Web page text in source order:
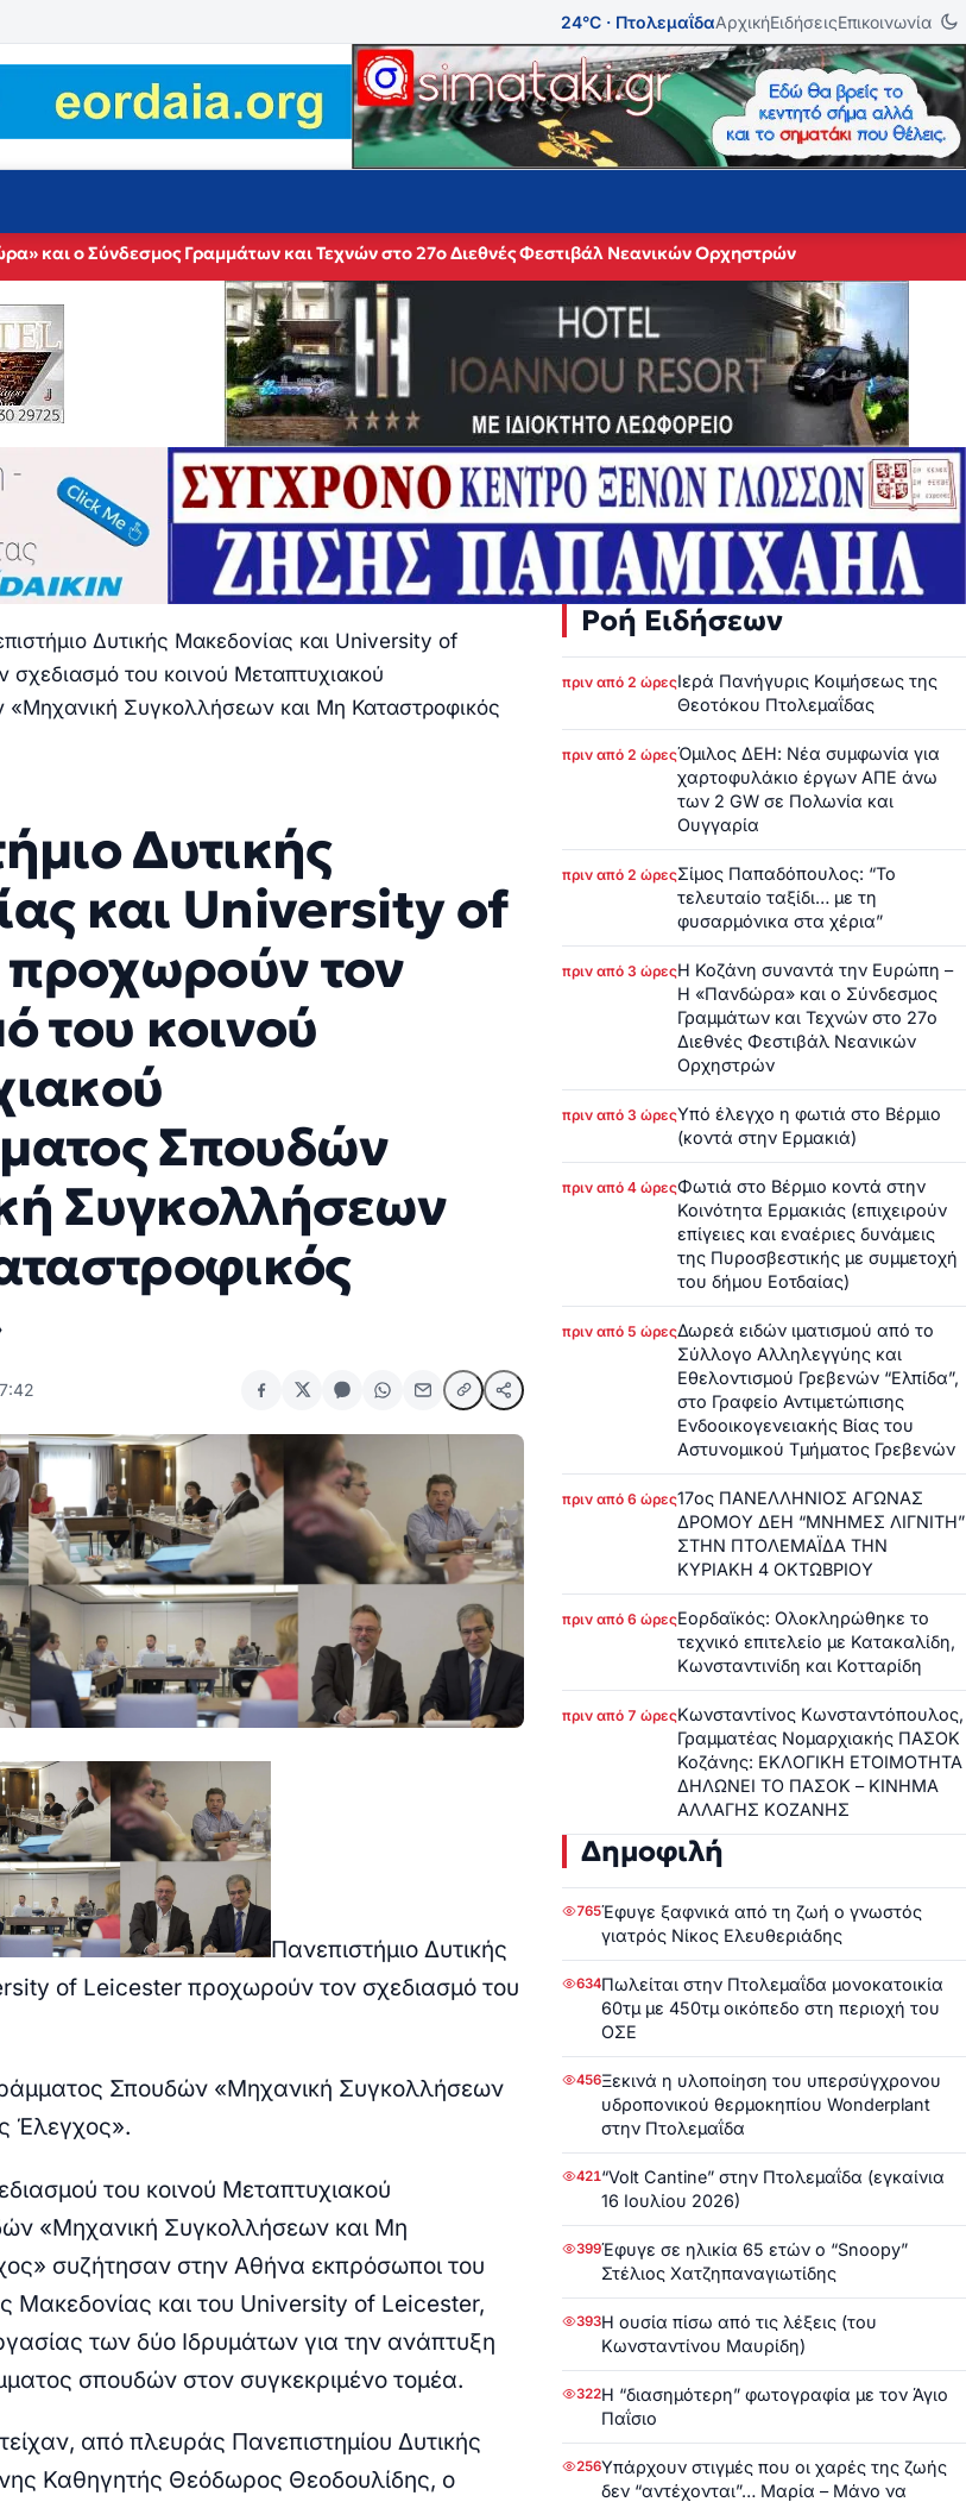
24°C · ΠτολεμαΐδαΑρχικήΕιδήσειςΕπικοινωνία
και ο Σύνδεσμος Γραμμάτων και Τεχνών στο 27ο Διεθνές Φεστιβάλ Νεανικών Ορχηστρών
Δυτικής Μακεδονίας και University of
του κοινού Μεταπτυχιακού
Συγκολλήσεων και Μη Καταστροφικός
Δυτικής
και University of
τον
του κοινού
Σπουδών
Συγκολλήσεων
Πανεπιστήμιο Δυτικής
of Leicester προχωρούν τον σχεδιασμό του
Σπουδών «Μηχανική Συγκολλήσεων
Έλεγχος».
του κοινού Μεταπτυχιακού
«Μηχανική Συγκολλήσεων και Μη
συζήτησαν στην Αθήνα εκπρόσωποι του
Μακεδονίας και του University of Leicester,
των δύο Ιδρυμάτων για την ανάπτυξη
σπουδών στον συγκεκριμένο τομέα.
από πλευράς Πανεπιστημίου Δυτικής
Καθηγητής Θεόδωρος Θεοδουλίδης, ο
Ροή Ειδήσεων
πριν από 2 ώρεςΙερά Πανήγυρις Κοιμήσεως της
Θεοτόκου Πτολεμαΐδας
πριν από 2 ώρεςΌμιλος ΔΕΗ: Νέα συμφωνία για
χαρτοφυλάκιο έργων ΑΠΕ άνω
των 2 GW σε Πολωνία και
Ουγγαρία
πριν από 2 ώρεςΣίμος Παπαδόπουλος: “Το
τελευταίο ταξίδι… με τη
φυσαρμόνικα στα χέρια”
πριν από 3 ώρεςΗ Κοζάνη συναντά την Ευρώπη –
Η «Πανδώρα» και ο Σύνδεσμος
Γραμμάτων και Τεχνών στο 27ο
Διεθνές Φεστιβάλ Νεανικών
Ορχηστρών
πριν από 3 ώρεςΥπό έλεγχο η φωτιά στο Βέρμιο
(κοντά στην Ερμακιά)
πριν από 4 ώρεςΦωτιά στο Βέρμιο κοντά στην
Κοινότητα Ερμακιάς (επιχειρούν
επίγειες και εναέριες δυνάμεις
της Πυροσβεστικής με συμμετοχή
του δήμου Εοτδαίας)
πριν από 5 ώρεςΔωρεά ειδών ιματισμού από το
Σύλλογο Αλληλεγγύης και
Εθελοντισμού Γρεβενών “Ελπίδα”,
στο Γραφείο Αντιμετώπισης
Ενδοοικογενειακής Βίας του
Αστυνομικού Τμήματος Γρεβενών
πριν από 6 ώρες17ος ΠΑΝΕΛΛΗΝΙΟΣ ΑΓΩΝΑΣ
ΔΡΟΜΟΥ ΔΕΗ “ΜΝΗΜΕΣ ΛΙΓΝΙΤΗ”
ΣΤΗΝ ΠΤΟΛΕΜΑΪΔΑ ΤΗΝ
ΚΥΡΙΑΚΗ 4 ΟΚΤΩΒΡΙΟΥ
πριν από 6 ώρεςΕορδαϊκός: Ολοκληρώθηκε το
τεχνικό επιτελείο με Κατακαλίδη,
Κωνσταντινίδη και Κοτταρίδη
πριν από 7 ώρεςΚωνσταντίνος Κωνσταντόπουλος,
Γραμματέας Νομαρχιακής ΠΑΣΟΚ
Κοζάνης: ΕΚΛΟΓΙΚΗ ΕΤΟΙΜΟΤΗΤΑ
ΔΗΛΩΝΕΙ ΤΟ ΠΑΣΟΚ – ΚΙΝΗΜΑ
ΑΛΛΑΓΗΣ ΚΟΖΑΝΗΣ
Δημοφιλή
765Έφυγε ξαφνικά από τη ζωή ο γνωστός
γιατρός Νίκος Ελευθεριάδης
634Πωλείται στην Πτολεμαΐδα μονοκατοικία
60τμ με 450τμ οικόπεδο στη περιοχή του
ΟΣΕ
456Ξεκινά η υλοποίηση του υπερσύγχρονου
υδροπονικού θερμοκηπίου Wonderplant
στην Πτολεμαΐδα
421“Volt Cantine” στην Πτολεμαΐδα (εγκαίνια
16 Ιουλίου 2026)
399Έφυγε σε ηλικία 65 ετών ο “Snoopy”
Στέλιος Χατζηπαναγιωτίδης
393Η ουσία πίσω από τις λέξεις (του
Κωνσταντίνου Μαυρίδη)
322Η “διασημότερη” φωτογραφία με τον Άγιο
Παΐσιο
256Υπάρχουν στιγμές που οι χαρές της ζωής
δεν “αντέχονται”… Μαρία – Μάνο να